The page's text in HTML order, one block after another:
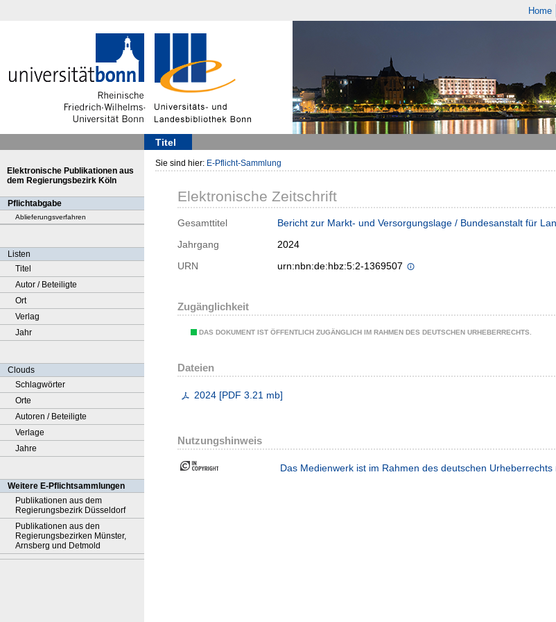
Home
Titel
Elektronische Publikationen aus
dem Regierungsbezirk Köln
Pflichtabgabe
Ablieferungsverfahren
Listen
Titel
Autor / Beteiligte
Ort
Verlag
Jahr
Clouds
Schlagwörter
Orte
Autoren / Beteiligte
Verlage
Jahre
Weitere E-Pflichtsammlungen
Publikationen aus dem
Regierungsbezirk Düsseldorf
Publikationen aus den
Regierungsbezirken Münster,
Arnsberg und Detmold
Sie sind hier: E-Pflicht-Sammlung
Elektronische Zeitschrift
Gesamttitel
Bericht zur Markt- und Versorgungslage / Bundesanstalt für
Jahrgang
2024
URN
urn:nbn:de:hbz:5:2-1369507
Zugänglichkeit
DAS DOKUMENT IST ÖFFENTLICH ZUGÄNGLICH IM RAHMEN DES DEUTSCHEN URHEBERRECHTS.
Dateien
2024 [PDF 3.21 mb]
Nutzungshinweis
Das Medienwerk ist im Rahmen des deutschen Urheberrechts